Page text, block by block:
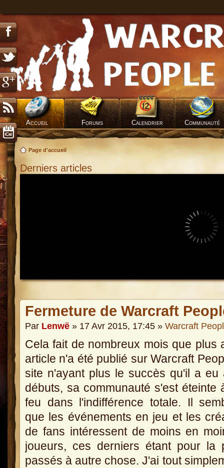
Accueil Forums Calendrier Communauté
Page d'accueil
Derniers articles
Fermeture de Warcraft
Par Lenwë » 17 Avr 2015, 17:45 » Warcraft
Cela fait de nombreux mois que plus
article n'a été publié sur Warcraft
site n'ayant plus le succès qu'il a eu
débuts, sa communauté s'est éteinte
feu dans l'indifférence totale. Il
que les événements en jeu et les
de fans intéressent de moins en
joueurs, ces derniers étant pour la
passés à autre chose. J'ai tout